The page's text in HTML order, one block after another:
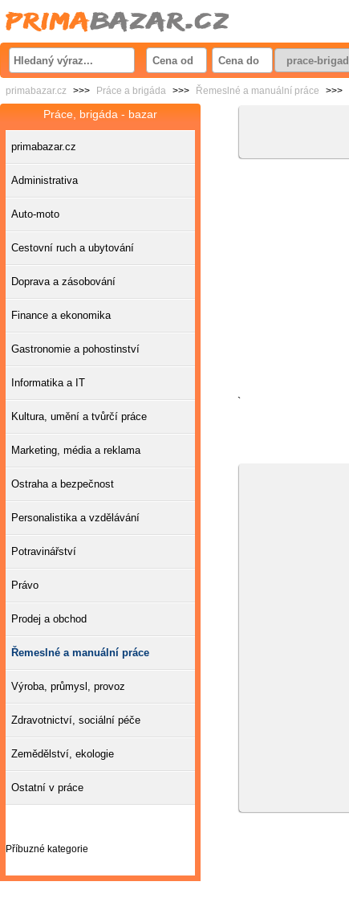
primabazar.cz >>> Práce a brigáda >>> Řemeslné a manuální práce >>>
`
Práce, brigáda - bazar
primabazar.cz
Administrativa
Auto-moto
Cestovní ruch a ubytování
Doprava a zásobování
Finance a ekonomika
Gastronomie a pohostinství
Informatika a IT
Kultura, umění a tvůrčí práce
Marketing, média a reklama
Ostraha a bezpečnost
Personalistika a vzdělávání
Potravinářství
Právo
Prodej a obchod
Řemeslné a manuální práce
Výroba, průmysl, provoz
Zdravotnictví, sociální péče
Zemědělství, ekologie
Ostatní v práce
Příbuzné kategorie